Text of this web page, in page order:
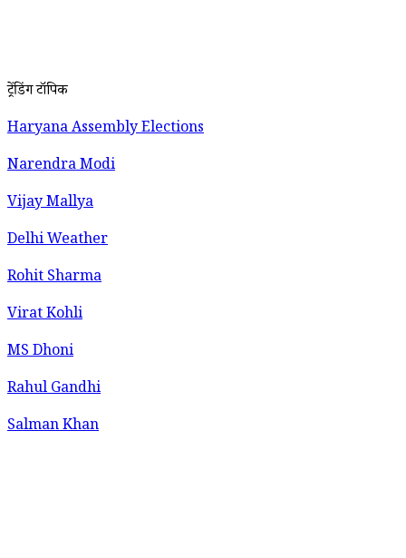
ट्रेंडिंग टॉपिक
Haryana Assembly Elections
Narendra Modi
Vijay Mallya
Delhi Weather
Rohit Sharma
Virat Kohli
MS Dhoni
Rahul Gandhi
Salman Khan